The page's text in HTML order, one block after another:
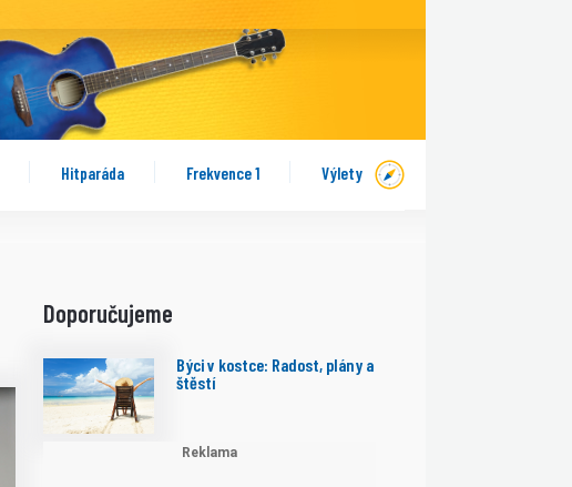
Hitparáda Frekvence 1 Výlety
Doporučujeme
Býci v kostce: Radost, plány a
štěstí